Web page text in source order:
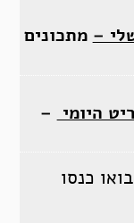
–מתכונים
היומי –
כנסו